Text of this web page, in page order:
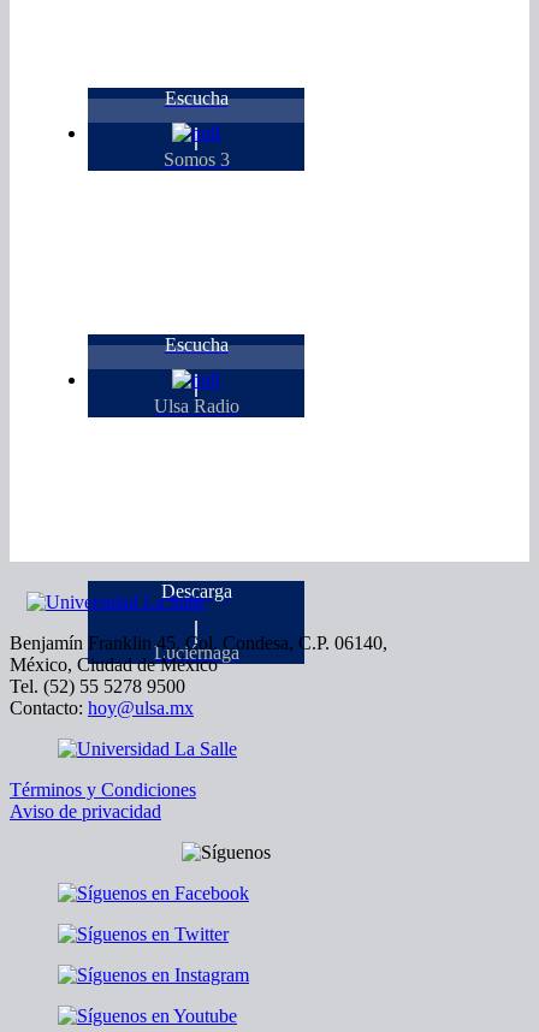
Escucha
Somos 3
Escucha
Ulsa Radio
Descarga
Luciérnaga
Benjamín Franklin 45, Col. Condesa, C.P. 06140,
México, Ciudad de México
Tel. (52) 55 5278 9500
Contacto: hoy@ulsa.mx
Términos y Condiciones
Aviso de privacidad